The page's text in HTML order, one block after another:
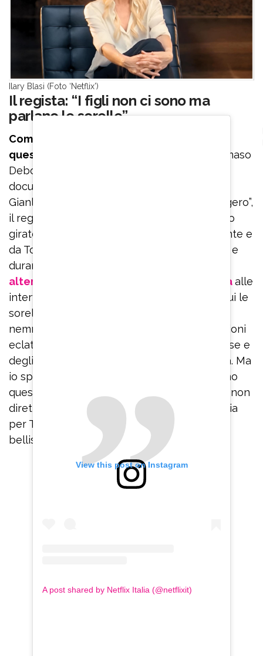
Ilary Blasi (Foto ‘Netflix’)
Il regista: “I figli non ci sono ma
parlano le sorelle”
Come prenderà Francesco Totti l’uscita di
questo docufilm?
“Unica” è firmato da Tommaso
Deboni, già autore di “Mucho Màs”, il
documentario di Prime Video sull’influencer
Gianluca Vacchi. In un’intervista a “Il Messaggero”,
il regista veneto racconta che “Unica” è stato
girato “velocemente e di nascosto, dalla gente e
da Totti, a Roma, in studio, nella casa di Ilary e
durante un viaggio con gli amici”.
alterna le dichiarazioni della protagonistaalle
interviste “a membri della sua famiglia, tra cui le
sorelle. I figli non ci sono e non ci sono
nemmeno testimonianze scomode o rivelazioni
eclatanti. Ovviamente la faccenda delle borse e
degli orologi c’è, perché fa parte della storia. Ma
io spero che le persone intelligenti prendano
questo film come un messaggio conciliante, non
diretto ma discreto. Un messaggio in bottiglia
per Totti? Io lo spero, perché insieme erano
bellissimi e le loro immagini pulitissime”.
View this post on Instagram
A post shared by Netflix Italia (@netflixit)